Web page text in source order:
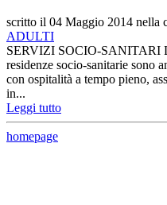
scritto il 04 Maggio 2014 nella
ADULTI
SERVIZI SOCIO-SANITARI
residenze socio-sanitarie sono
con ospitalità a tempo pieno,
in...
Leggi tutto
homepage